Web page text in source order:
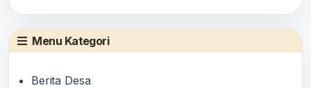
Menu Kategori
Berita Desa